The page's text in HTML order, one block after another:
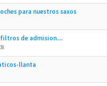
para nuestros saxos
de admision....
llanta